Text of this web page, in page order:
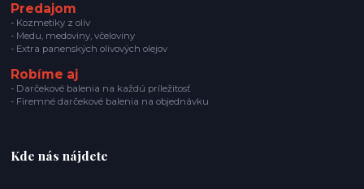
Predajom
- Kozmetiky z olív
- Medu, medoviny, včeloviny
- Extra panenských olivových olejov
Robíme aj
- Darčekové balenia na každú príležitosť
- Firemné darčekové balenia na objednávku
Kde nás nájdete